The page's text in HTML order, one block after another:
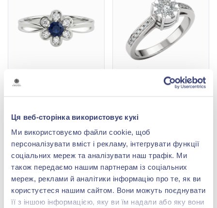
Ця веб-сторінка використовує кукі
Ми використовуємо файли cookie, щоб
персоналізувати вміст і рекламу, інтегрувати функції
соціальних мереж та аналізувати наш трафік. Ми
також передаємо нашим партнерам із соціальних
мереж, реклами й аналітики інформацію про те, як ви
користуєтеся нашим сайтом. Вони можуть поєднувати
її з іншою інформацією, яку ви їм надали або яку вони
Каблучка з синім
701-005с
79 552,00 грн
(арт. 701-005с^)
Купити
Каблучка з білого золота
94 840,00 грн
(арт. 701-909^)
Купити
-50% -50%